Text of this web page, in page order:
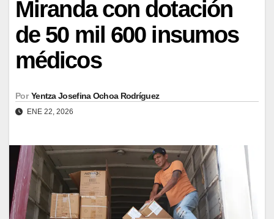
Miranda con dotación
de 50 mil 600 insumos
médicos
Por Yentza Josefina Ochoa Rodríguez
ENE 22, 2026